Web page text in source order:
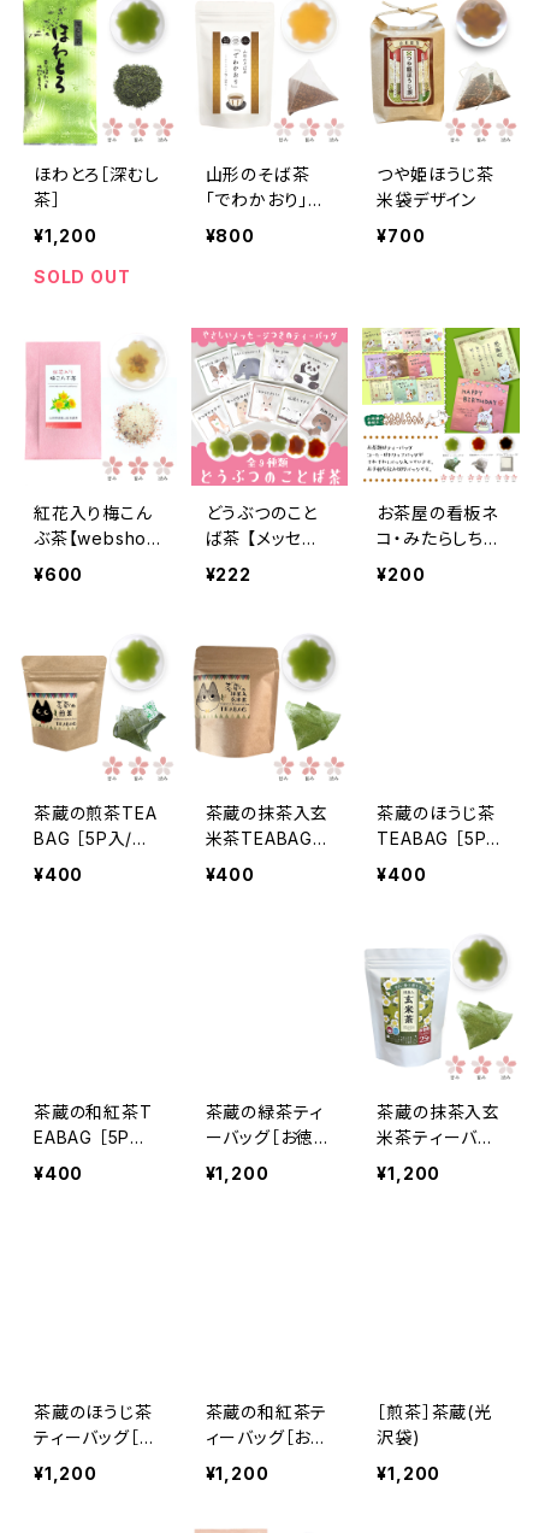
ほわとろ［深むし
茶］
¥1,200
SOLD OUT
山形のそば茶
「でわかおり」
（ティーバッグ）
¥800
つや姫ほうじ茶
米袋デザイン
¥700
紅花入り梅こん
ぶ茶【webshop
限定版】
¥600
どうぶつのこと
ば茶 【メッセー
ジ入りティーバ
¥222
お茶屋の看板ネ
コ・みたらしちゃ
んのメッセージ
¥200
茶蔵の煎茶TEA
BAG ［5P入/ね
こクラフトシリー
¥400
茶蔵の抹茶入玄
米茶TEABAG
［5P入/ねこクラ
¥400
茶蔵のほうじ茶
TEABAG ［5P
入/ねこクラフト
¥400
茶蔵の和紅茶T
EABAG ［5P入/
ねこクラフトシリ
¥400
茶蔵の緑茶ティ
ーバッグ［お徳用
25P入］
¥1,200
茶蔵の抹茶入玄
米茶ティーバッ
グ［お徳用25P
入］
¥1,200
茶蔵のほうじ茶
ティーバッグ［お
徳用30P入］
¥1,200
茶蔵の和紅茶テ
ィーバッグ［お徳
用20P入］
¥1,200
［煎茶］茶蔵(光
沢袋)
¥1,200